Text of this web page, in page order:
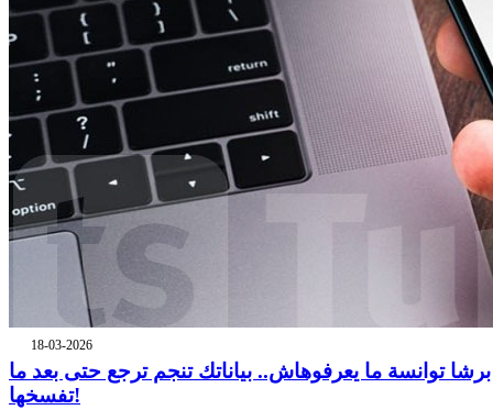
18-03-2026
برشا توانسة ما يعرفوهاش.. بياناتك تنجم ترجع حتى بعد ما
تفسخها!